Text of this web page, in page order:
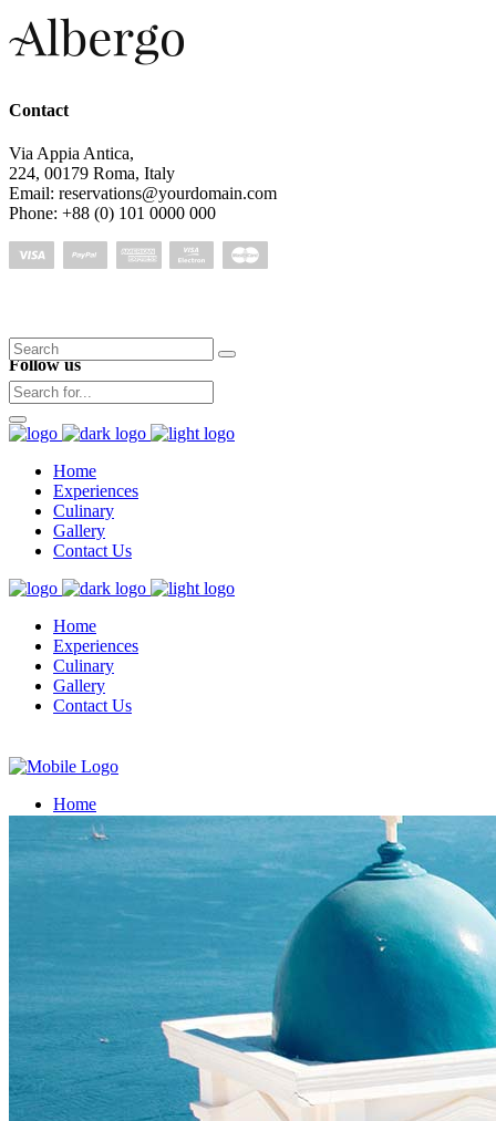
Contact
Via Appia Antica,
224, 00179 Roma, Italy
Email: reservations@yourdomain.com
Phone: +88 (0) 101 0000 000
Search
for:
Follow us
Home
Experiences
Culinary
Gallery
Contact Us
Home
Experiences
Culinary
Gallery
Contact Us
Home
Experiences
Culinary
Contact Us